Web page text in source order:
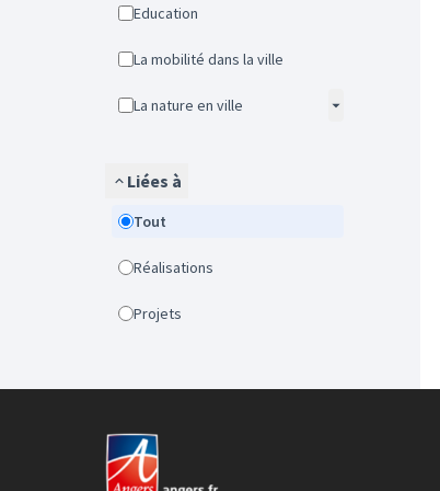
Education
La mobilité dans la ville
La nature en ville
Liées à
Tout
Réalisations
Projets